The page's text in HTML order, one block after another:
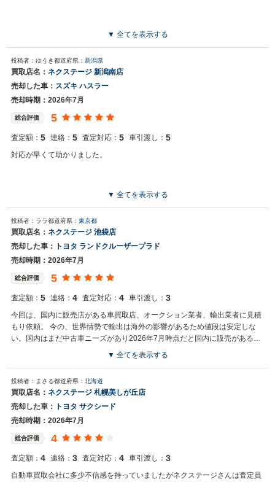
▼ 全てを表示する
投稿者：ゆうき都道府県： 新潟県
買取店名： ネクステージ 新潟南店
売却した車： スズキ ハスラー
売却時期：2026年7月
総合評価 5
査定額： 5 連絡： 5 査定対応： 5 車引渡し： 5
対応が早くて助かりました。
▼ 全てを表示する
投稿者：ララ都道府県： 東京都
買取店名： ネクステージ 池袋店
売却した車：
トヨタ ランドクルーザープラド
売却時期：2026年7月
総合評価 5
査定額： 5 連絡： 4 査定対応： 4 車引渡し： 3
今回は、国内に販売店がある車買取店、オークション業者、輸出業者に見積
もり依頼。 今の、世界情勢で輸出は海外の影響があるため値段は安定しな
い。国内はまだ中古車ニーズがあり2026年7月時点だと国内に販売がある店
舗の買取店がよかった。特に、ネクステージは別格でそれに追随する形でウ
決定して満足いく値段でした
▼ 全てを表示する
投稿者：まさる都道府県： 北海道
買取店名： ネクステージ 札幌美しが丘店
売却した車：
トヨタ サクシード
売却時期：2026年7月
総合評価 4
査定額： 4 連絡： 3 査定対応： 4 車引渡し： 3
自動車買取会社に多少不信感を持っていましたがネクステージさんは査定員